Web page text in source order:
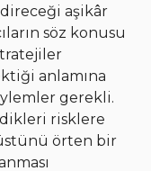
aşikâr
söz konusu
anlamına
gerekli.
risklere
örten bir